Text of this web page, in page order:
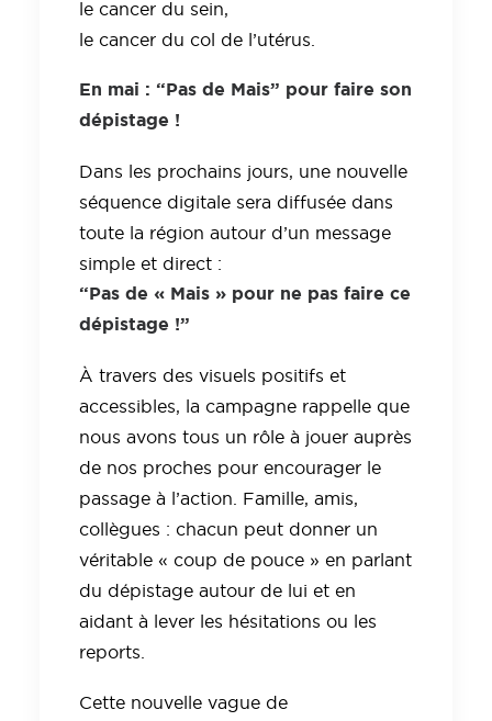
le cancer du sein,
le cancer du col de l’utérus.
En mai : “Pas de Mais” pour faire son
dépistage !
Dans les prochains jours, une nouvelle
séquence digitale sera diffusée dans
toute la région autour d’un message
simple et direct :
“Pas de « Mais » pour ne pas faire ce
dépistage !”
À travers des visuels positifs et
accessibles, la campagne rappelle que
nous avons tous un rôle à jouer auprès
de nos proches pour encourager le
passage à l’action. Famille, amis,
collègues : chacun peut donner un
véritable « coup de pouce » en parlant
du dépistage autour de lui et en
aidant à lever les hésitations ou les
reports.
Cette nouvelle vague de